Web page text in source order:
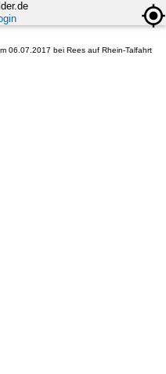
06.07.2017 bei Rees auf Rhein-Talfahrt